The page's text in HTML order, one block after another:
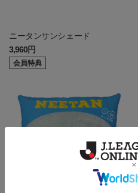
ニータンサンシェード
3,960円
会員特典